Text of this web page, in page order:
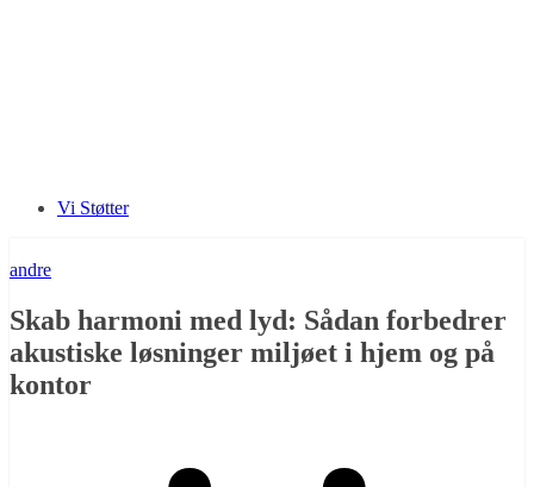
Vi Støtter
andre
Skab harmoni med lyd: Sådan forbedrer
akustiske løsninger miljøet i hjem og på
kontor